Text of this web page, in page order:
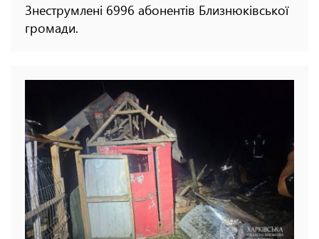
Знеструмлені 6996 абонентів Близнюківської
громади.